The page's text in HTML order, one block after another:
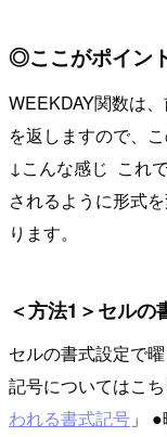
◎ここがポイン
WEEKDAY関数は
を返しますので、
↓こんな感じ これ
されるように形式
ります。
＜方法1＞セルの
セルの書式設定で
記号についてはこ
われる書式記号 」